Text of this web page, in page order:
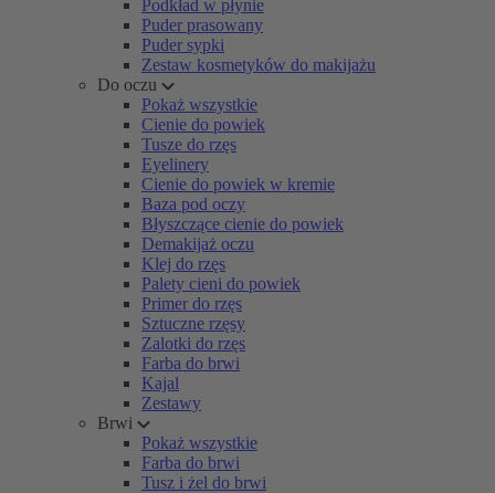
Podkład w płynie
Puder prasowany
Puder sypki
Zestaw kosmetyków do makijażu
Do oczu
Pokaż wszystkie
Cienie do powiek
Tusze do rzęs
Eyelinery
Cienie do powiek w kremie
Baza pod oczy
Błyszczące cienie do powiek
Demakijaż oczu
Klej do rzęs
Palety cieni do powiek
Primer do rzęs
Sztuczne rzęsy
Zalotki do rzęs
Farba do brwi
Kajal
Zestawy
Brwi
Pokaż wszystkie
Farba do brwi
Tusz i żel do brwi